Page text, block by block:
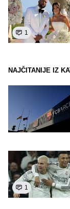
1
NAJČITANIJE IZ
1